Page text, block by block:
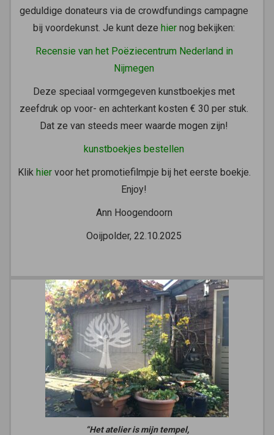
geduldige donateurs via de crowdfundings campagne
bij voordekunst. Je kunt deze hier nog bekijken:
Recensie van het Poëziecentrum Nederland in
Nijmegen
Deze speciaal vormgegeven kunstboekjes met
zeefdruk op voor- en achterkant kosten € 30 per stuk.
Dat ze van steeds meer waarde mogen zijn!
kunstboekjes bestellen
Klik hiervoor het promotiefilmpje bij het eerste boekje.
Enjoy!
Ann Hoogendoorn
Ooijpolder, 22.10.2025
“Het atelier is mijn tempel,